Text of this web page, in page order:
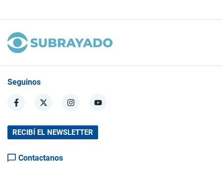
Seguinos
RECIBÍ EL NEWSLETTER
Contactanos